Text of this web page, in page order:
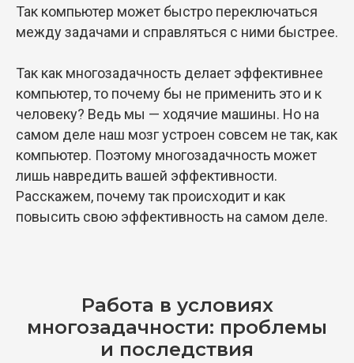
Так компьютер может быстро переключаться
между задачами и справляться с ними быстрее.
Так как многозадачность делает эффективнее
компьютер, то почему бы не применить это и к
человеку? Ведь мы — ходячие машины. Но на
самом деле наш мозг устроен совсем не так, как
компьютер. Поэтому многозадачность может
лишь навредить вашей эффективности.
Расскажем, почему так происходит и как
повысить свою эффективность на самом деле.
Работа в условиях
многозадачности: проблемы
и последствия